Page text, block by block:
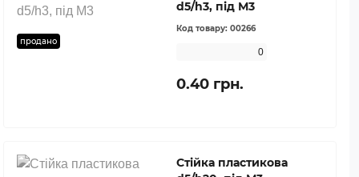
продано
d5/h3, під М3
Код товару: 00266
0
0.40 грн.
Стійка пластикова